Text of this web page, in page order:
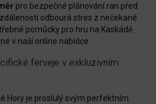
pro bezpečné plánování ran před
odbourá stres z nečekané
pomůcky pro hru na Kaskádě
v naší online nabídce.
ferveje v exkluzivním
Hory je proslulý svým perfektním